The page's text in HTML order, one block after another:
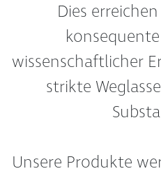
wissenschaftlicher
strikte
Laboren entwickelt